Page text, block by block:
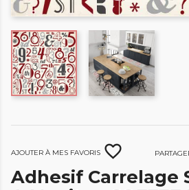
Ajouter à mes favoris favorite_border
Adhesif Carrelage